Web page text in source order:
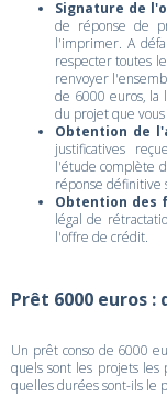
Signature de
de réponse de
l'imprimer. A
respecter toutes
renvoyer
de 6000 euros, la
du projet que
Obtention de
justificatives
l'étude complète
réponse définitive
Obtention des
légal de
l'offre de crédit.
Prêt 6000 euros
Un prêt conso de 6000
quels sont les projets les
quelles durées sont-ils le